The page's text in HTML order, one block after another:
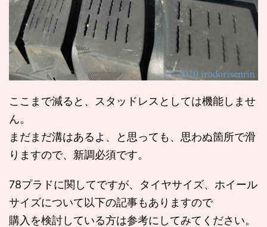
ここまで減ると、スタッドレスとしては機能しませ
ん。
まだまだ溝はあるよ、と思っても、思わぬ箇所で滑
りますので、新調必須です。
78プラドに関してですが、タイヤサイズ、ホイール
サイズについて以下の記事もありますので
購入を検討している方は参考にしてみてください。